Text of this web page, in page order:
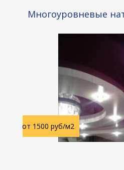
Многоуровневые
от 1500 руб/м2